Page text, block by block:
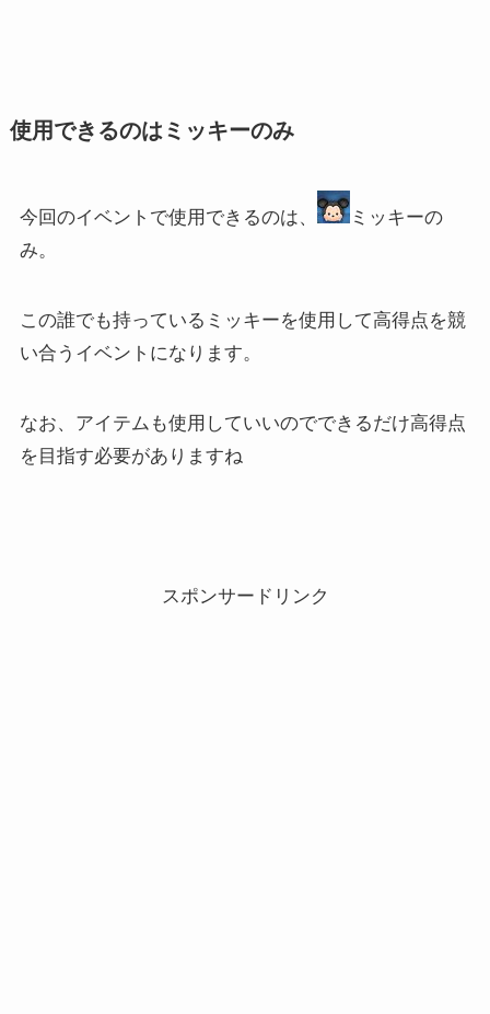
使用できるのはミッキーのみ
今回のイベントで使用できるのは、
ミッキーの
み。
この誰でも持っているミッキーを使用して高得点を競
い合うイベントになります。
なお、アイテムも使用していいのでできるだけ高得点
を目指す必要がありますね
スポンサードリンク